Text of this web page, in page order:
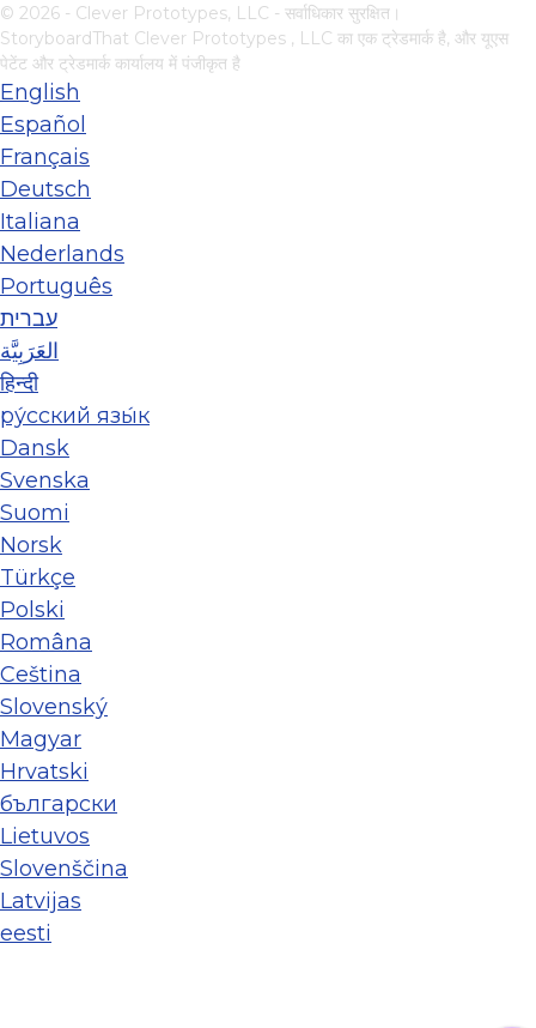
© 2026 - Clever Prototypes, LLC - सर्वाधिकार सुरक्षित।
StoryboardThat Clever Prototypes , LLC का एक ट्रेडमार्क है, और यूएस
पेटेंट और ट्रेडमार्क कार्यालय में पंजीकृत है
English
Español
Français
Deutsch
Italiana
Nederlands
Português
עברית
العَرَبِيَّة
हिन्दी
ру́сский язы́к
Dansk
Svenska
Suomi
Norsk
Türkçe
Polski
Româna
Ceština
Slovenský
Magyar
Hrvatski
български
Lietuvos
Slovenščina
Latvijas
eesti